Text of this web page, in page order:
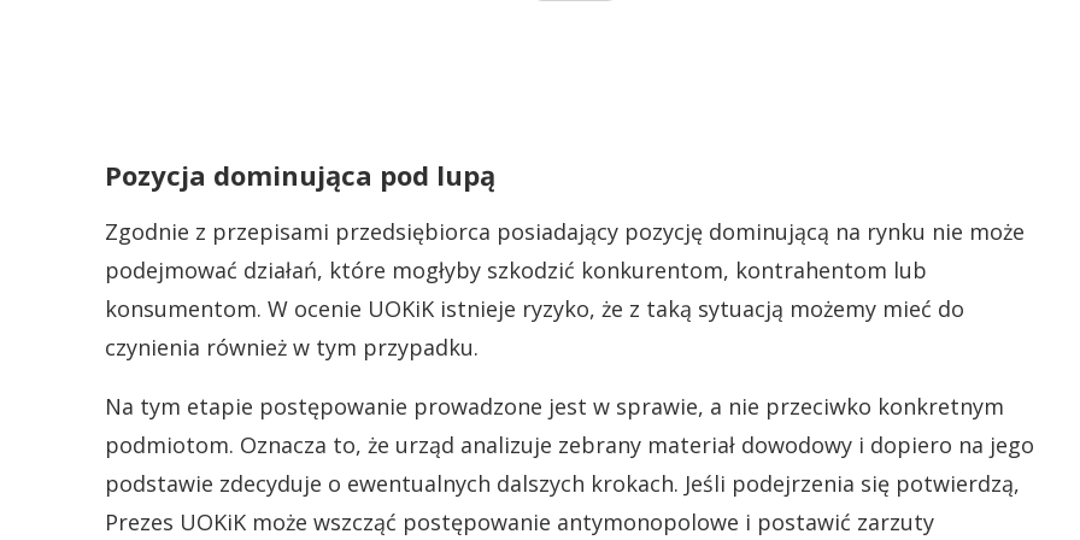
Pozycja dominująca pod lupą
Zgodnie z przepisami przedsiębiorca posiadający pozycję dominującą na rynku nie może
podejmować działań, które mogłyby szkodzić konkurentom, kontrahentom lub
konsumentom. W ocenie UOKiK istnieje ryzyko, że z taką sytuacją możemy mieć do
czynienia również w tym przypadku.
Na tym etapie postępowanie prowadzone jest w sprawie, a nie przeciwko konkretnym
podmiotom. Oznacza to, że urząd analizuje zebrany materiał dowodowy i dopiero na jego
podstawie zdecyduje o ewentualnych dalszych krokach. Jeśli podejrzenia się potwierdzą,
Prezes UOKiK może wszcząć postępowanie antymonopolowe i postawić zarzuty